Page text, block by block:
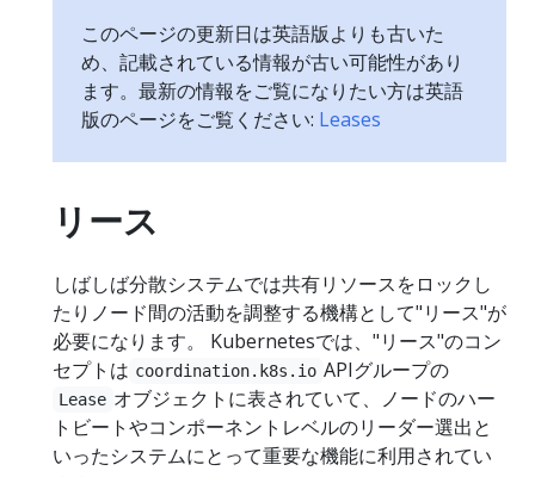
このページの更新日は英語版よりも古いた
め、記載されている情報が古い可能性があり
ます。最新の情報をご覧になりたい方は英語
版のページをご覧ください: Leases
リース
しばしば分散システムでは共有リソースをロックし
たりノード間の活動を調整する機構として"リース"が
必要になります。 Kubernetesでは、"リース"のコン
セプトは coordination.k8s.io APIグループの
Lease オブジェクトに表されていて、ノードのハー
トビートやコンポーネントレベルのリーダー選出と
いったシステムにとって重要な機能に利用されてい